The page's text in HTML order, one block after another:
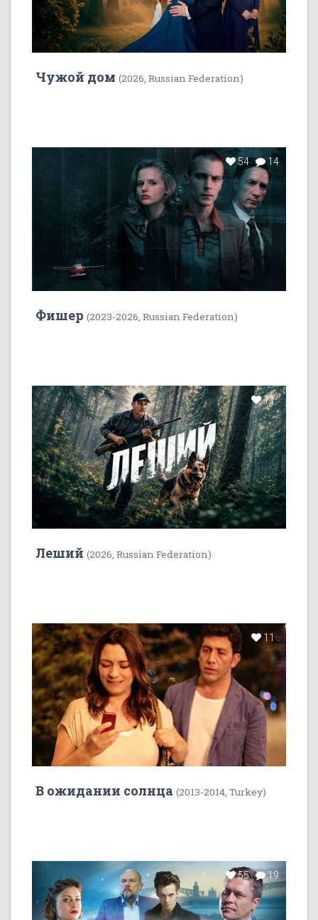
Чужой дом (2026, Russian Federation)
54 14
Фишер (2023-2026, Russian Federation)
11
Леший (2026, Russian Federation)
11
В ожидании солнца (2013-2014, Turkey)
55 19